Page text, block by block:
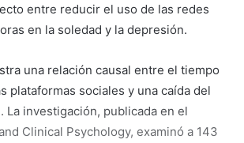
entre reducir el uso de las redes
en la soledad y la depresión.
una relación causal entre el tiempo
plataformas sociales y una caída del
La investigación, publicada en el
Clinical Psychology, examinó a 143